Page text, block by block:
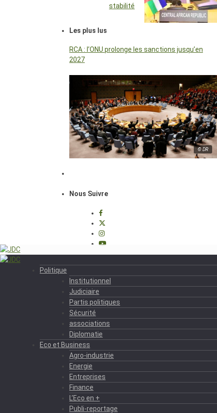
stabilité
Les plus lus
RCA : l’ONU prolonge les sanctions jusqu’en
2027
© DR
Nous Suivre
Politique
Institutionnel
Judiciaire
Partis politiques
Sécurité
associations
Diplomatie
Eco et Business
Agro-industrie
Energie
Entreprises
Finance
L’Eco en +
Publi-reportage